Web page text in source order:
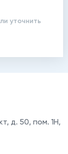
уточнить
д. 50, пом. 1Н,